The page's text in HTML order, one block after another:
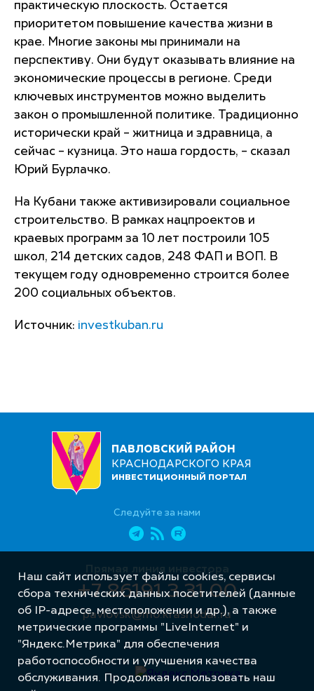
практическую плоскость. Остается
приоритетом повышение качества жизни в
крае. Многие законы мы принимали на
перспективу. Они будут оказывать влияние на
экономические процессы в регионе. Среди
ключевых инструментов можно выделить
закон о промышленной политике. Традиционно
исторически край – житница и здравница, а
сейчас – кузница. Это наша гордость, – сказал
Юрий Бурлачко.
На Кубани также активизировали социальное
строительство. В рамках нацпроектов и
краевых программ за 10 лет построили 105
школ, 214 детских садов, 248 ФАП и ВОП. В
текущем году одновременно строится более
200 социальных объектов.
Источник: investkuban.ru
ПАВЛОВСКИЙ РАЙОН
КРАСНОДАРСКОГО КРАЯ
ИНВЕСТИЦИОННЫЙ ПОРТАЛ
Следуйте за нами
Прямая линия инвестора
+7 86191 3 31 00
pavlovsk@mo.krasnodar.ru
Наш сайт использует файлы cookies, сервисы
сбора технических данных посетителей (данные
об IP-адресе, местоположении и др.), а также
метрические программы "LiveInternet" и
"Яндекс.Метрика" для обеспечения
работоспособности и улучшения качества
обслуживания. Продолжая использовать наш